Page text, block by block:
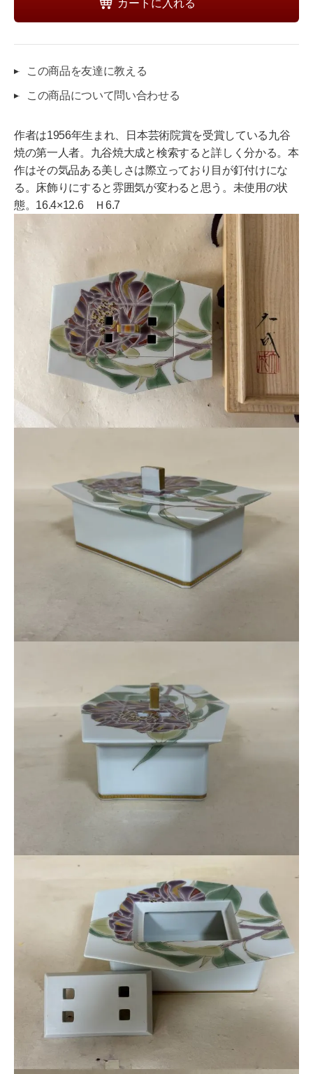
この商品を友達に教える
この商品について問い合わせる
作者は1956年生まれ、日本芸術院賞を受賞している九谷
焼の第一人者。九谷焼大成と検索すると詳しく分かる。本
作はその気品ある美しさは際立っており目が釘付けにな
る。床飾りにすると雰囲気が変わると思う。未使用の状
態。16.4×12.6 Ｈ6.7